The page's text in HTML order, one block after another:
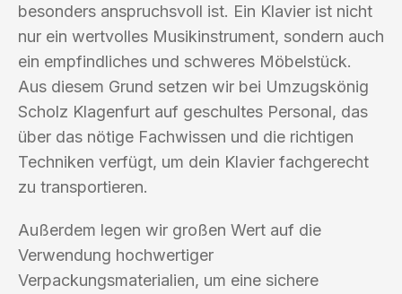
besonders anspruchsvoll ist. Ein Klavier ist nicht
nur ein wertvolles Musikinstrument, sondern auch
ein empfindliches und schweres Möbelstück.
Aus diesem Grund setzen wir bei Umzugskönig
Scholz Klagenfurt auf geschultes Personal, das
über das nötige Fachwissen und die richtigen
Techniken verfügt, um dein Klavier fachgerecht
zu transportieren.
Außerdem legen wir großen Wert auf die
Verwendung hochwertiger
Verpackungsmaterialien, um eine sichere